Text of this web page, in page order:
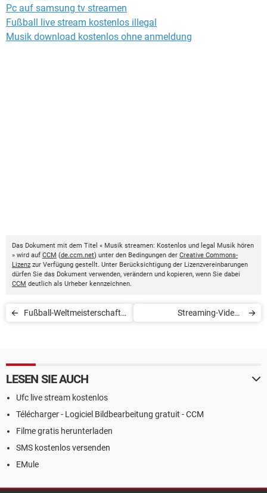
Pc auf samsung tv streamen
Fußball live stream kostenlos illegal
Musik download kostenlos ohne anmeldung
Das Dokument mit dem Titel « Musik streamen: Kostenlos und legal Musik hören
» wird auf CCM (de.ccm.net) unter den Bedingungen der Creative Commons-
Lizenz zur Verfügung gestellt. Unter Berücksichtigung der Lizenzvereinbarungen
dürfen Sie das Dokument verwenden, verändern und kopieren, wenn Sie dabei
CCM deutlich als Urheber kennzeichnen.
Fußball-Weltmeisterschaft
Streaming-Videos
LESEN SIE AUCH
Ufc live stream kostenlos
Télécharger - Logiciel Bildbearbeitung gratuit - CCM
Filme gratis herunterladen
SMS kostenlos versenden
EMule